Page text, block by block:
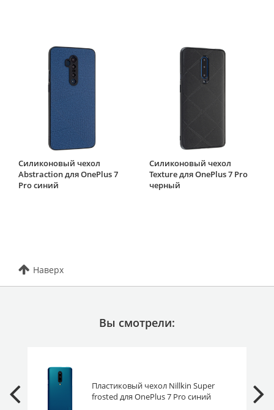
Силиконовый чехол
Abstraction для OnePlus 7
Pro синий
Силиконовый чехол
Texture для OnePlus 7 Pro
черный
Наверх
Вы смотрели:
Пластиковый чехол Nillkin Super
frosted для OnePlus 7 Pro синий